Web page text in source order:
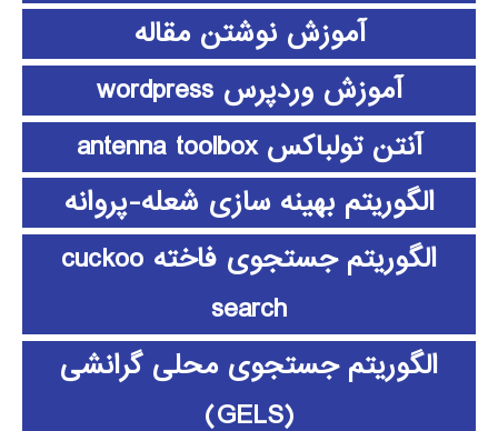
آموزش نوشتن مقاله
آموزش وردپرس wordpress
آنتن تولباکس antenna toolbox
الگوریتم بهینه سازی شعله-پروانه
الگوریتم جستجوی فاخته cuckoo
search
الگوریتم جستجوی محلی گرانشی
(GELS)